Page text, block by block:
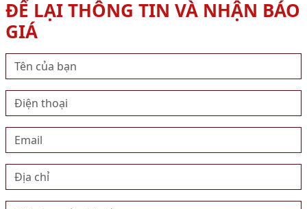
ĐỂ LẠI THÔNG TIN VÀ NHẬN BÁO
GIÁ